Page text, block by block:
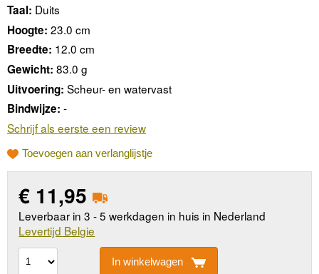
Taal: Duits
Hoogte: 23.0 cm
Breedte: 12.0 cm
Gewicht: 83.0 g
Uitvoering: Scheur- en watervast
Bindwijze: -
Schrijf als eerste een review
Toevoegen aan verlanglijstje
€ 11,95
Leverbaar in 3 - 5 werkdagen in huis in Nederland
Levertijd Belgie
In winkelwagen